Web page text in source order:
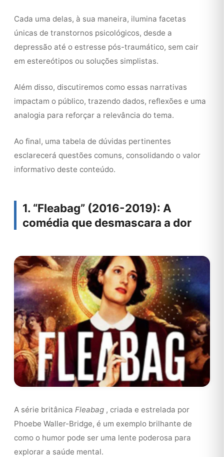
Cada uma delas, à sua maneira, ilumina facetas
únicas de transtornos psicológicos, desde a
depressão até o estresse pós-traumático, sem cair
em estereótipos ou soluções simplistas.
Além disso, discutiremos como essas narrativas
impactam o público, trazendo dados, reflexões e uma
analogia para reforçar a relevância do tema.
Ao final, uma tabela de dúvidas pertinentes
esclarecerá questões comuns, consolidando o valor
informativo deste conteúdo.
1. “Fleabag” (2016-2019): A
comédia que desmascara a dor
A série britânica Fleabag , criada e estrelada por
Phoebe Waller-Bridge, é um exemplo brilhante de
como o humor pode ser uma lente poderosa para
explorar a saúde mental.